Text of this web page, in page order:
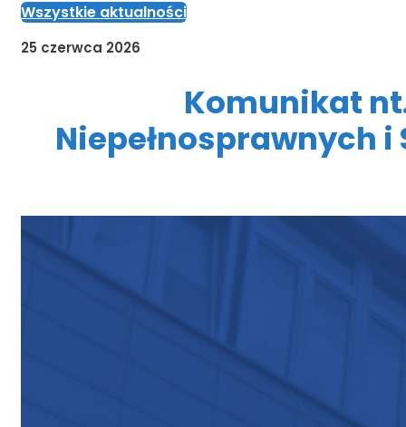
Wszystkie aktualności
25 czerwca 2026
Komunikat
Niepełnosprawnych